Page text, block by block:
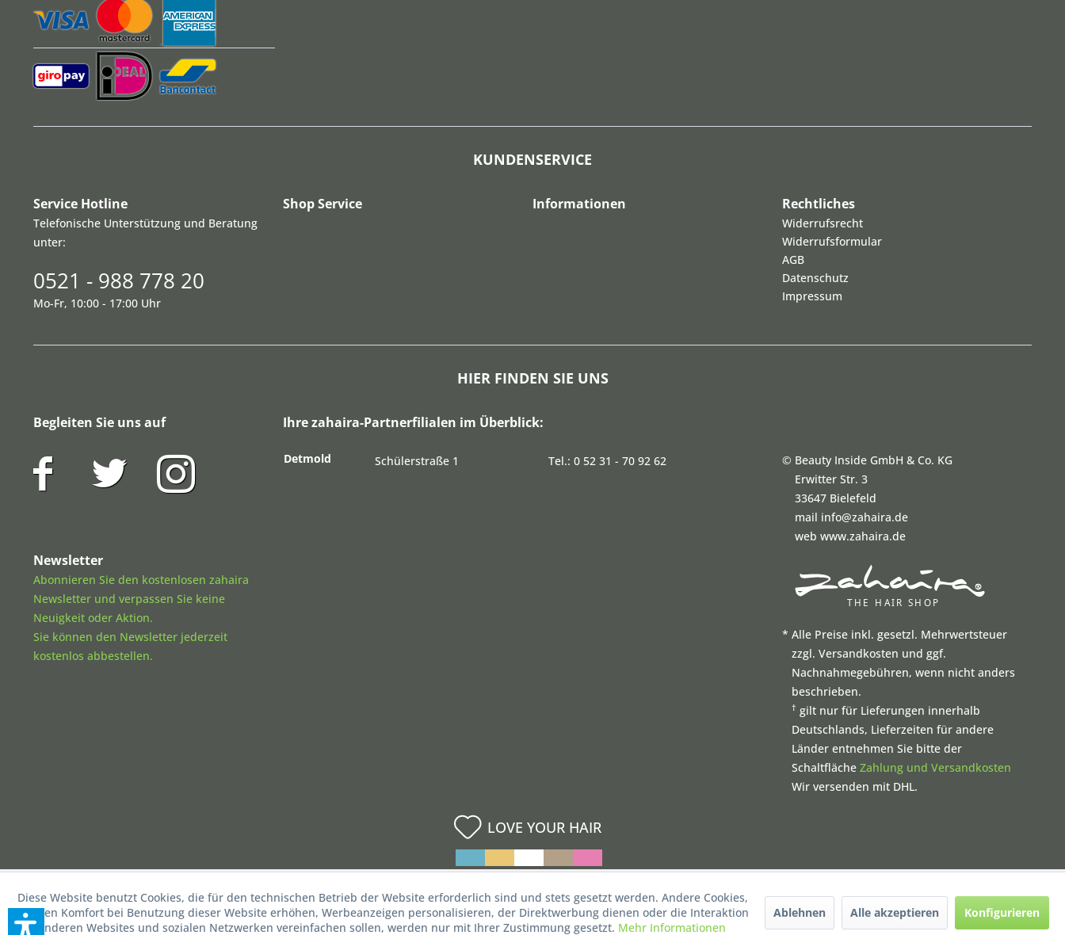
KUNDENSERVICE
Service Hotline
Telefonische Unterstützung und Beratung
unter:
0521 - 988 778 20
Mo-Fr, 10:00 - 17:00 Uhr
Shop Service Informationen Rechtliches
Widerrufsrecht
Widerrufsformular
AGB
Datenschutz
Impressum
HIER FINDEN SIE UNS
Begleiten Sie uns auf
Newsletter
Abonnieren Sie den kostenlosen zahaira
Newsletter und verpassen Sie keine
Neuigkeit oder Aktion.
Sie können den Newsletter jederzeit
kostenlos abbestellen.
Ihre zahaira-Partnerfilialen im Überblick:
Detmold Schülerstraße 1 Tel.: 0 52 31 - 70 92 62 © Beauty Inside GmbH & Co. KG
Erwitter Str. 3
33647 Bielefeld
mail info@zahaira.de
web www.zahaira.de
* Alle Preise inkl. gesetzl. Mehrwertsteuer
zzgl. Versandkosten und ggf.
Nachnahmegebühren, wenn nicht anders
beschrieben.
† gilt nur für Lieferungen innerhalb
Deutschlands, Lieferzeiten für andere
Länder entnehmen Sie bitte der
Schaltfläche Zahlung und Versandkosten
Wir versenden mit DHL.
LOVE YOUR HAIR
Diese Website benutzt Cookies, die für den technischen Betrieb der Website erforderlich sind und stets gesetzt werden. Andere Cookies,
die den Komfort bei Benutzung dieser Website erhöhen, Werbeanzeigen personalisieren, der Direktwerbung dienen oder die Interaktion
mit anderen Websites und sozialen Netzwerken vereinfachen sollen, werden nur mit Ihrer Zustimmung gesetzt. Mehr Informationen
Ablehnen Alle akzeptieren Konfigurieren